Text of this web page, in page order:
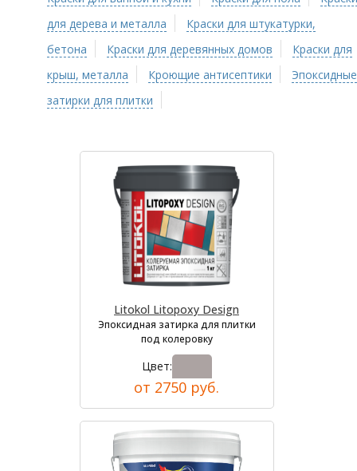
для дерева и металла
Краски для штукатурки,
бетона
Краски для деревянных домов
Краски для
крыш, металла
Кроющие антисептики
Эпоксидные
затирки для плитки
Litokol Litopoxy Design
Эпоксидная затирка для плитки
под колеровку
Цвет:
от 2750 руб.